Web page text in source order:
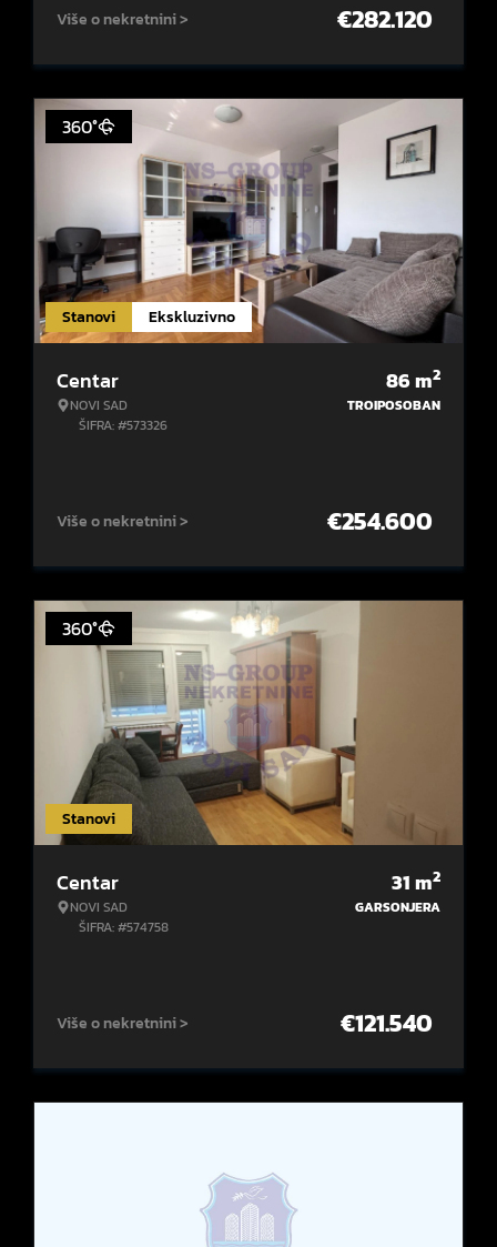
Više o nekretnini > €282.120
Stanovi Ekskluzivno
360°
Centar
NOVI SAD
ŠIFRA: #573326
86m2
TROIPOSOBAN
Više o nekretnini > €254.600
Stanovi
360°
Centar
NOVI SAD
ŠIFRA: #574758
31m2
GARSONJERA
Više o nekretnini > €121.540